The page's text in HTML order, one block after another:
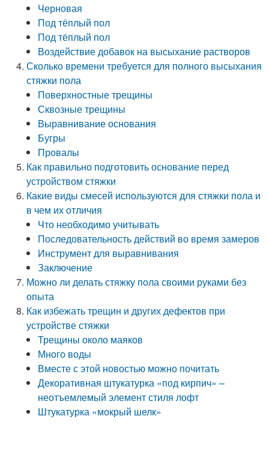
Черновая
Под тёплый пол
Под тёплый пол
Воздействие добавок на высыхание растворов
Сколько времени требуется для полного высыхания
стяжки пола
Поверхностные трещины
Сквозные трещины
Выравнивание основания
Бугры
Провалы
Как правильно подготовить основание перед
устройством стяжки
Какие виды смесей используются для стяжки пола и
в чем их отличия
Что необходимо учитывать
Последовательность действий во время замеров
Инструмент для выравнивания
Заключение
Можно ли делать стяжку пола своими руками без
опыта
Как избежать трещин и других дефектов при
устройстве стяжки
Трещины около маяков
Много воды
Вместе с этой новостью можно почитать
Декоративная штукатурка «под кирпич» –
неотъемлемый элемент стиля лофт
Штукатурка «мокрый шелк»